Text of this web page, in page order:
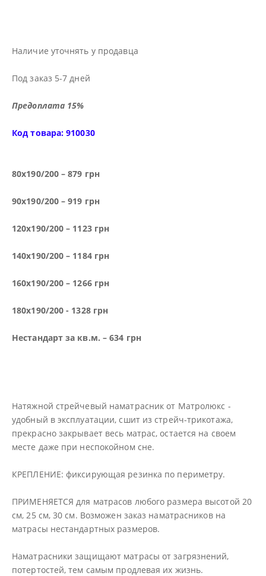
Наличие уточнять у продавца
Под заказ 5-7 дней
Предоплата 15%
Код товара: 910030
80х190/200 – 879 грн
90х190/200 – 919 грн
120х190/200 – 1123 грн
140х190/200 – 1184 грн
160х190/200 – 1266 грн
180х190/200 - 1328 грн
Нестандарт за кв.м. – 634 грн
Натяжной стрейчевый наматрасник от Матролюкс -
удобный в эксплуатации, сшит из стрейч-трикотажа,
прекрасно закрывает весь матрас, остается на своем
месте даже при неспокойном сне.
КРЕПЛЕНИЕ: фиксирующая резинка по периметру.
ПРИМЕНЯЕТСЯ для матрасов любого размера высотой 20
см, 25 см, 30 см. Возможен заказ наматрасников на
матрасы нестандартных размеров.
Наматрасники защищают матрасы от загрязнений,
потертостей, тем самым продлевая их жизнь.